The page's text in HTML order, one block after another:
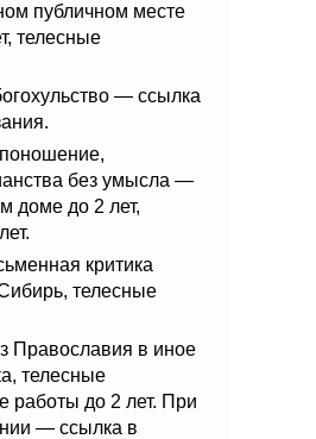
публичном месте
телесные
— ссылка
без умысла —
доме до 2 лет,
критика
телесные
Православия в иное
телесные
работы до 2 лет. При
— ссылка в